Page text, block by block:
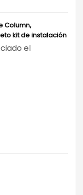
Column,
kit de instalación
el